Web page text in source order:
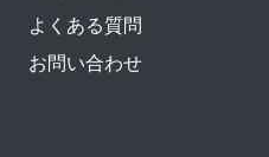
よくある質問
お問い合わせ